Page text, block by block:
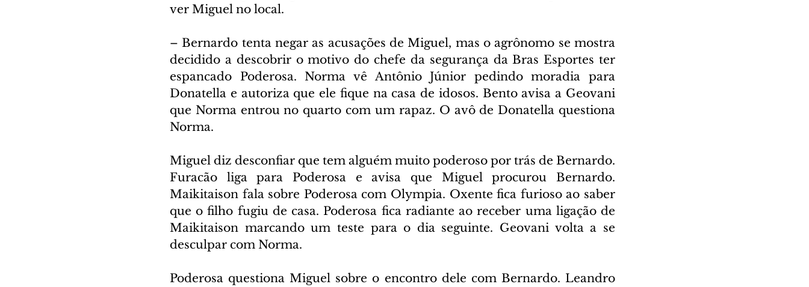
ver Miguel no local.
– Bernardo tenta negar as acusações de Miguel, mas o agrônomo se mostra
decidido a descobrir o motivo do chefe da segurança da Bras Esportes ter
espancado Poderosa. Norma vê Antônio Júnior pedindo moradia para
Donatella e autoriza que ele fique na casa de idosos. Bento avisa a Geovani
que Norma entrou no quarto com um rapaz. O avô de Donatella questiona
Norma.
Miguel diz desconfiar que tem alguém muito poderoso por trás de Bernardo.
Furacão liga para Poderosa e avisa que Miguel procurou Bernardo.
Maikitaison fala sobre Poderosa com Olympia. Oxente fica furioso ao saber
que o filho fugiu de casa. Poderosa fica radiante ao receber uma ligação de
Maikitaison marcando um teste para o dia seguinte. Geovani volta a se
desculpar com Norma.
Poderosa questiona Miguel sobre o encontro dele com Bernardo. Leandro